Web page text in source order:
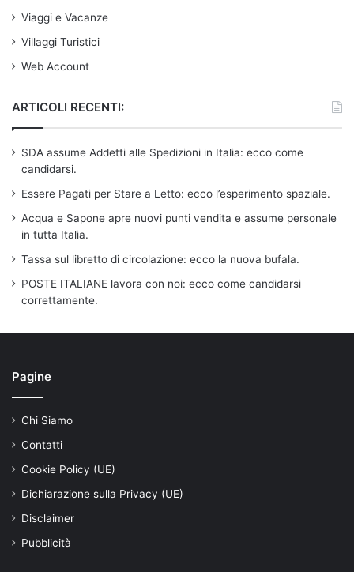
Viaggi e Vacanze
Villaggi Turistici
Web Account
ARTICOLI RECENTI:
SDA assume Addetti alle Spedizioni in Italia: ecco come
candidarsi.
Essere Pagati per Stare a Letto: ecco l’esperimento spaziale.
Acqua e Sapone apre nuovi punti vendita e assume personale
in tutta Italia.
Tassa sul libretto di circolazione: ecco la nuova bufala.
POSTE ITALIANE lavora con noi: ecco come candidarsi
correttamente.
Pagine
Chi Siamo
Contatti
Cookie Policy (UE)
Dichiarazione sulla Privacy (UE)
Disclaimer
Pubblicità